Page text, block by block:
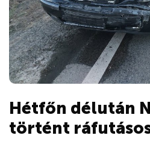
Hétfőn délután
történt